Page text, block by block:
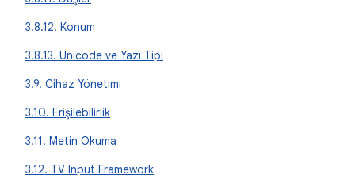
3.8.12. Konum
3.8.13. Unicode ve Yazı Tipi
3.9. Cihaz Yönetimi
3.10. Erişilebilirlik
3.11. Metin Okuma
3.12. TV Input Framework